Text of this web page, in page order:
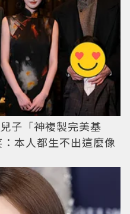
子「神複製完美基
本人都生不出這麼像